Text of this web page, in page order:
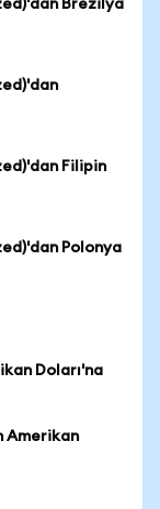
Brezilya
Filipin
Polonya
Doları'na
Amerikan